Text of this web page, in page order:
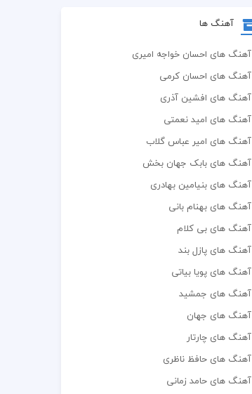
آهنگ ها
آهنگ های احسان خواجه امیری
آهنگ های احسان کرمی
آهنگ های افشین آذری
آهنگ های امید نعمتی
آهنگ های امیر عباس گلاب
آهنگ های بابک جهان بخش
آهنگ های بنیامین بهادری
آهنگ های بهنام بانی
آهنگ های بی کلام
آهنگ های پازل بند
آهنگ های پویا بیاتی
آهنگ های جمشید
آهنگ های جهان
آهنگ های چارتار
آهنگ های حافظ ناظری
آهنگ های حامد زمانی